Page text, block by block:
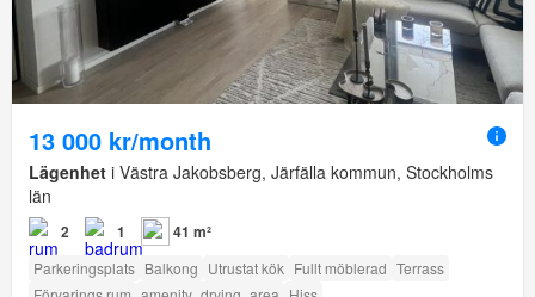
13 000 kr/month
Lägenhet i Västra Jakobsberg, Järfälla kommun, Stockholms
län
2 1 41 m²
Parkeringsplats Balkong Utrustat kök Fullt möblerad Terrass